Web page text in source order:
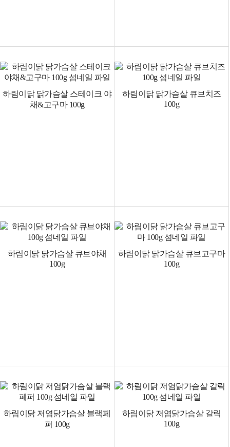
하림이닭 닭가슴살 스테이크 야
채&고구마 100g
하림이닭 닭가슴살 큐브치즈
100g
하림이닭 닭가슴살 큐브야채
100g
하림이닭 닭가슴살 큐브고구마
100g
하림이닭 저염닭가슴살 블랙페
퍼 100g
하림이닭 저염닭가슴살 갈릭
100g